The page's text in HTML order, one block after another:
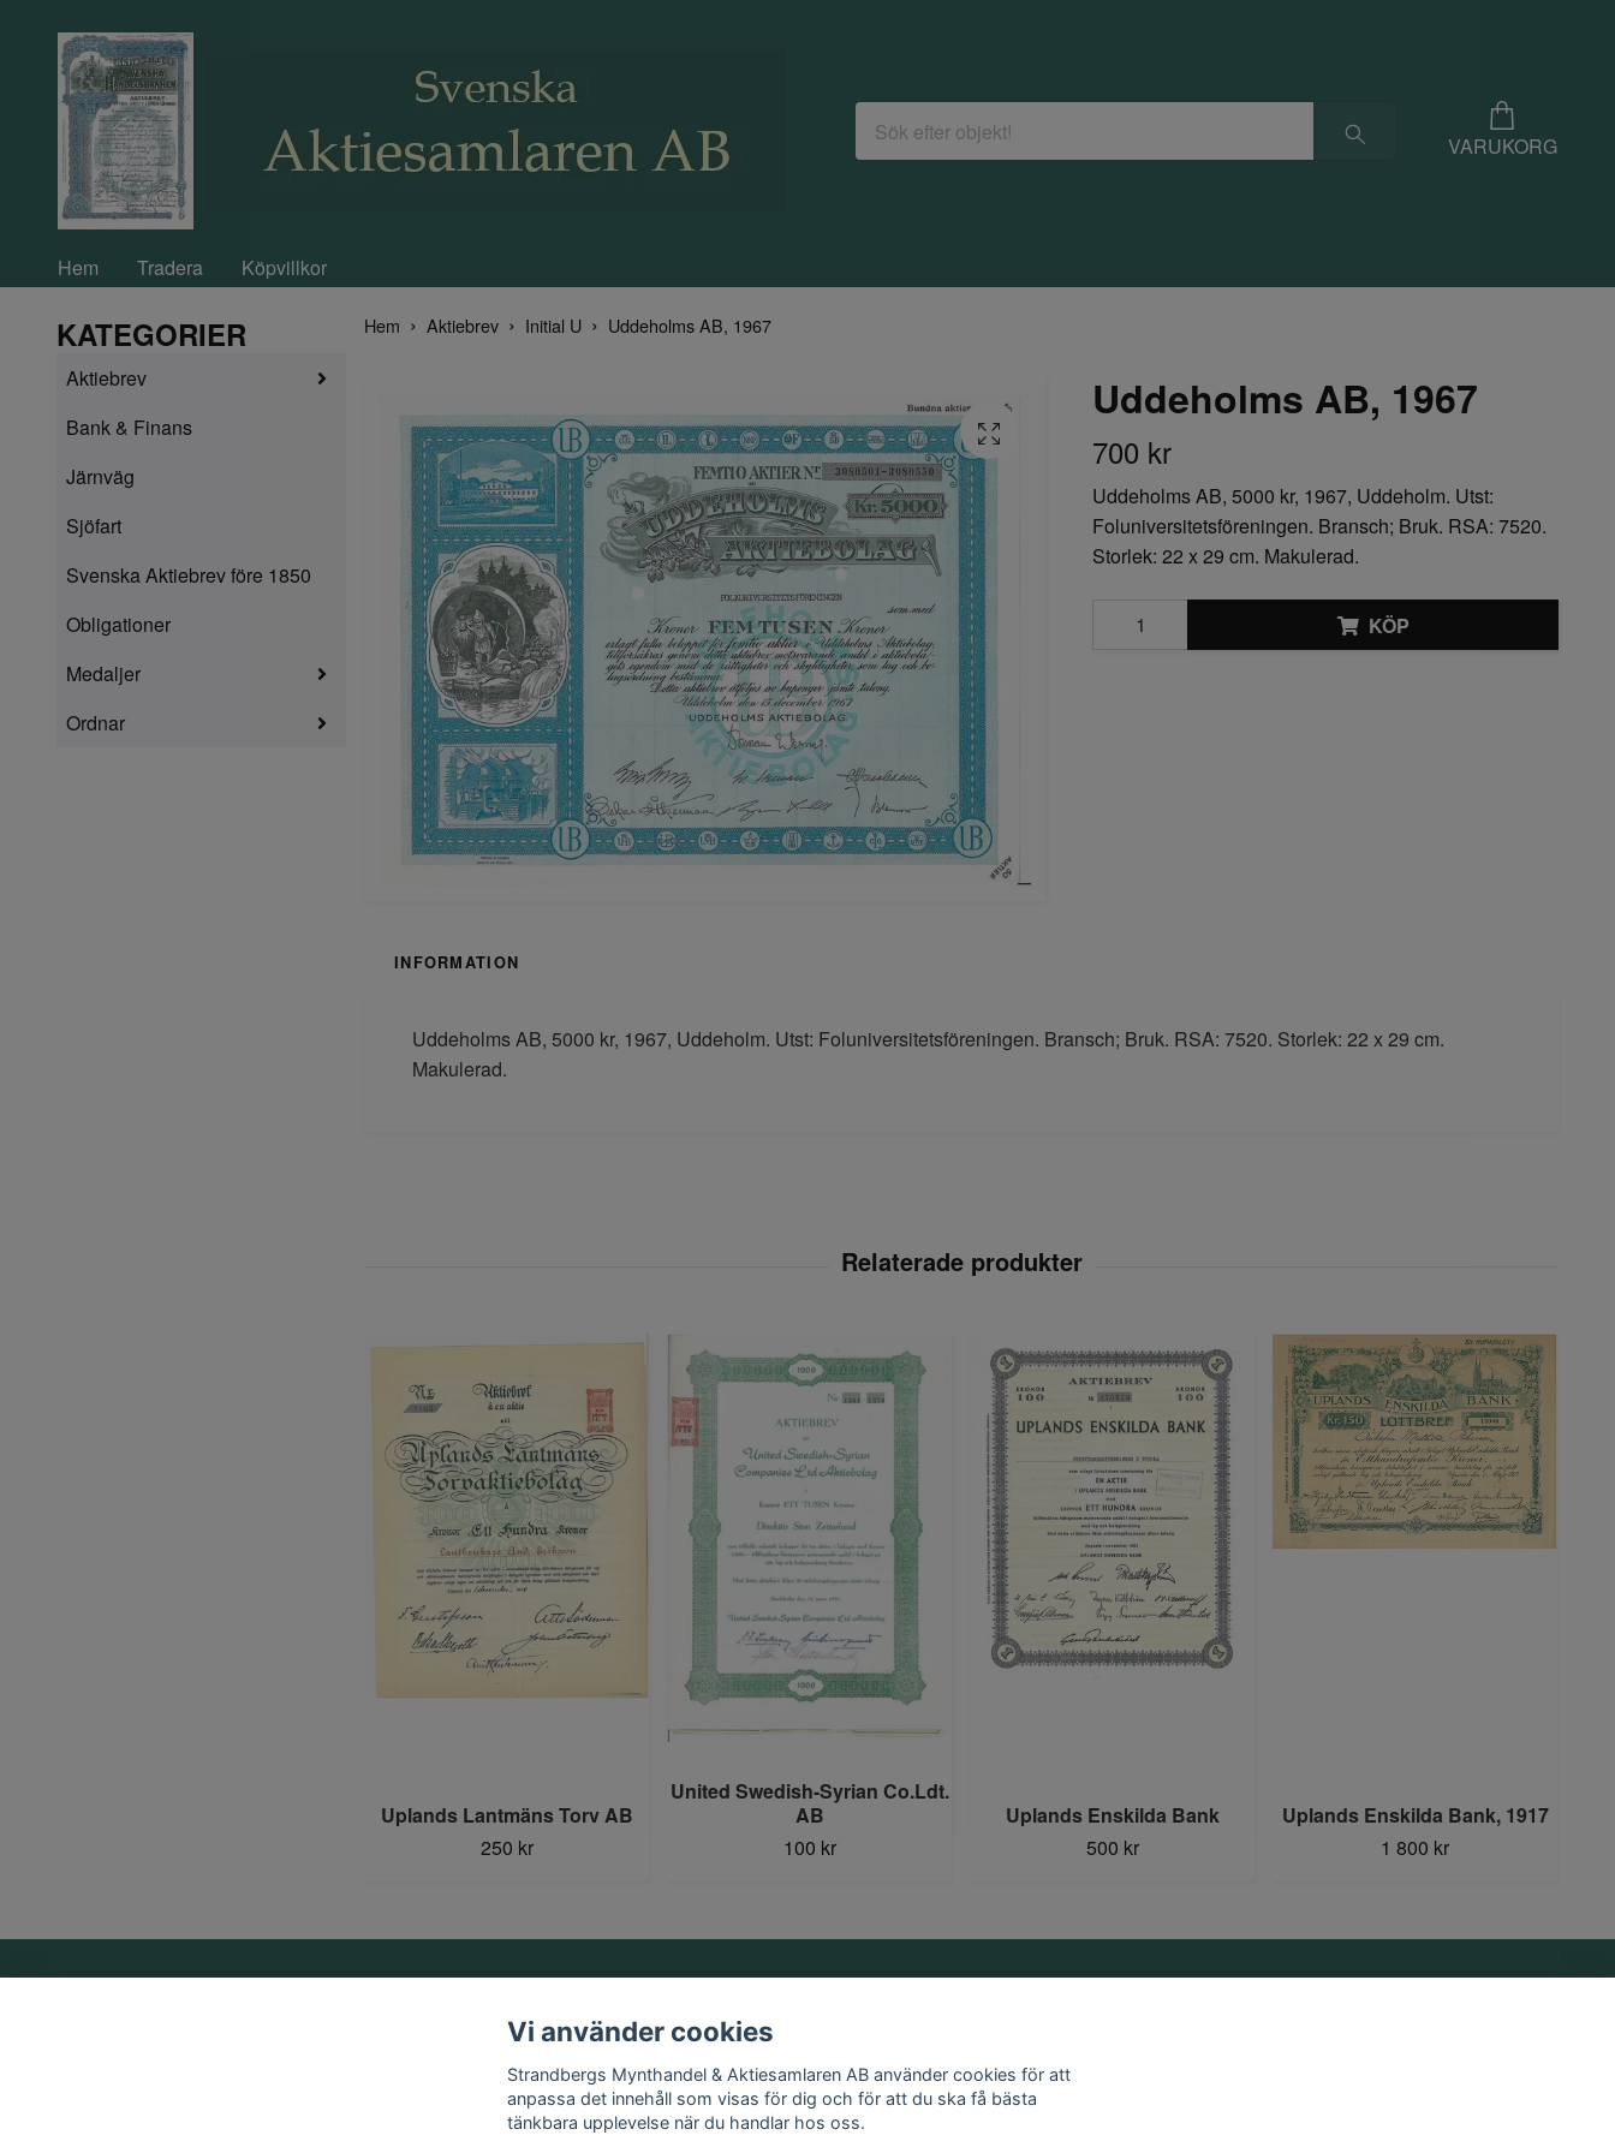
VARUKORG
Hem Tradera Köpvillkor
KATEGORIER
Aktiebrev
Bank & Finans
Järnväg
Sjöfart
Svenska Aktiebrev före 1850
Obligationer
Medaljer
Ordnar
Hem Aktiebrev Initial U Uddeholms AB, 1967
Uddeholms AB, 1967
700 kr
Uddeholms AB, 5000 kr, 1967, Uddeholm. Utst:
Foluniversitetsföreningen. Bransch; Bruk. RSA: 7520.
Storlek: 22 x 29 cm. Makulerad.
KÖP
INFORMATION
Uddeholms AB, 5000 kr, 1967, Uddeholm. Utst: Foluniversitetsföreningen. Bransch; Bruk. RSA: 7520. Storlek: 22 x 29 cm.
Makulerad.
Uplands Lantmäns Torv AB
250 kr
United Swedish-Syrian Co.Ldt.
AB
100 kr
Uplands Enskilda Bank
500 kr
Uplands Enskilda Bank, 1917
1 800 kr
Kontakt
Köpvillkor
Vi använder cookies
Strandbergs Mynthandel & Aktiesamlaren AB använder cookies för att
anpassa det innehåll som visas för dig och för att du ska få bästa
tänkbara upplevelse när du handlar hos oss.